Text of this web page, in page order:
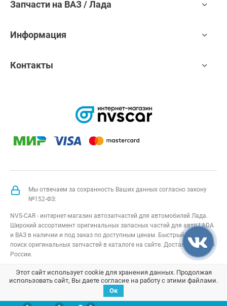
Запчасти на ВАЗ / Лада
Информация
Контакты
Мы отвечаем за сохранность Ваших данных согласно закону
№152-ФЗ:
NVS-CAR - интернет-магазин автозапчастей для автомобилей Лада.
Широкий ассортимент оригинальных запасных частей для авто LADA
и ВАЗ в наличии и под заказ по доступным ценам. Быстрый подбор и
поиск оригинальных запчастей в каталоге на сайте. Доставка по всей
России.
NVS-CAR© 2014 –2026Все права защищеныкарта сайта;
Договор оферта; Политика конфиденциальности
Этот сайт использует cookie для хранения данных. Продолжая
использовать сайт, Вы даете согласие на работу с этими файлами.
Ок